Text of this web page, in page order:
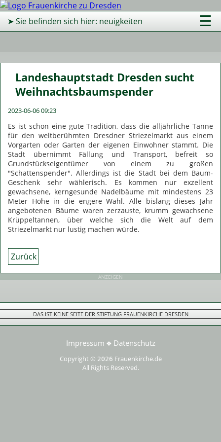
☰
➤ Sie befinden sich hier: neuigkeiten
Landeshauptstadt Dresden sucht
Weihnachtsbaumspender
2023-06-06 09:23
Es ist schon eine gute Tradition, dass die alljährliche Tanne
für den weltberühmten Dresdner Striezelmarkt aus einem
Vorgarten oder Garten der eigenen Einwohner stammt. Die
Stadt übernimmt Fällung und Transport, befreit so
Grundstückseigentümer von einem zu großen
"Schattenspender". Allerdings ist die Stadt bei dem Baum-
Geschenk sehr wählerisch. Es kommen nur exzellent
gewachsene, kerngesunde Nadelbäume mit mindestens 23
Meter Höhe in die engere Wahl. Alle bislang dieses Jahr
angebotenen Bäume waren zerzauste, krumm gewachsene
Krüppeltannen, über welche sich die Welt auf dem
Striezelmarkt nur lustig machen würde.
Zurück
ANZEIGEN
DAS IST KEINE SEITE DER STIFTUNG FRAUENKIRCHE DRESDEN
Impressum ❖ Datenschutz
Copyright © 2026 Frauenkirche.de
All Rights Reserved.